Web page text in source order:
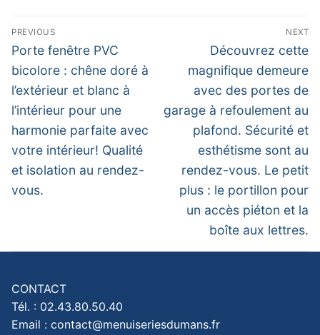
Navigation
de
l’article
PREVIOUS
Previous
post:
Porte fenêtre PVC
bicolore : chêne doré à
l’extérieur et blanc à
l’intérieur pour une
harmonie parfaite avec
votre intérieur! Qualité
et isolation au rendez-
vous.
NEXT
Next
post:
Découvrez cette
magnifique demeure
avec des portes de
garage à refoulement au
plafond. Sécurité et
esthétisme sont au
rendez-vous. Le petit
plus : le portillon pour
un accès piéton et la
boîte aux lettres.
CONTACT
Tél. : 02.43.80.50.40
Email : contact@menuiseriesdumans.fr